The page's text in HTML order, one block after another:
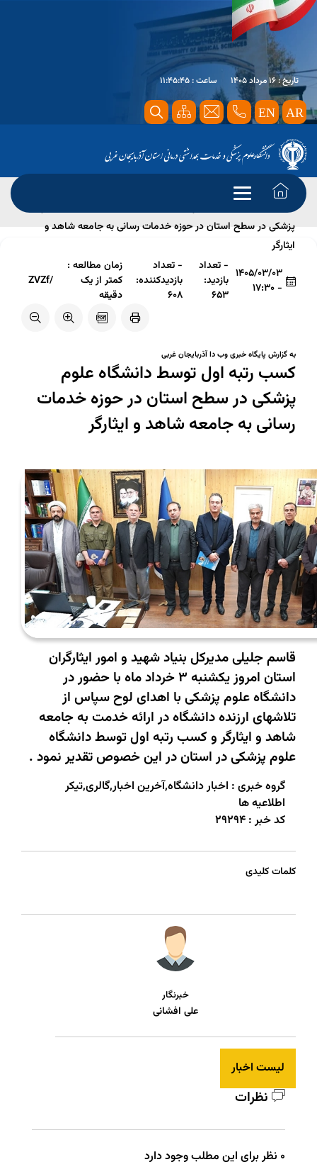
تاریخ : 16 مرداد 1405 ساعت : 11:45:45
AR
EN
صفحه اصلی
پزشکی در سطح استان در حوزه خدمات رسانی به جامعه شاهد و
ایثارگر
1405/03/03
- 17:30
- تعداد
بازدید:
653
- تعداد
بازدیدکننده:
608
زمان مطالعه :
کمتر از یک
دقیقه
/ZVZf
به گزارش پایگاه خبری وب دا آذربایجان غربی
کسب رتبه اول توسط دانشگاه علوم
پزشکی در سطح استان در حوزه خدمات
رسانی به جامعه شاهد و ایثارگر
قاسم جلیلی مدیرکل بنیاد شهید و امور ایثارگران
استان امروز یکشنبه 3 خرداد ماه با حضور در
دانشگاه علوم پزشکی با اهدای لوح سپاس از
تلاشهای ارزنده دانشگاه در ارائه خدمت به جامعه
شاهد و ایثارگر و کسب رتبه اول توسط دانشگاه
علوم پزشکی در استان در این خصوص تقدیر نمود .
گروه خبری : اخبار دانشگاه,آخرین اخبار,گالری,تیکر
اطلاعیه ها
کد خبر : 29294
کلمات کلیدی
خبرنگار
علی افشانی
لیست اخبار
نظرات
0 نظر برای این مطلب وجود دارد